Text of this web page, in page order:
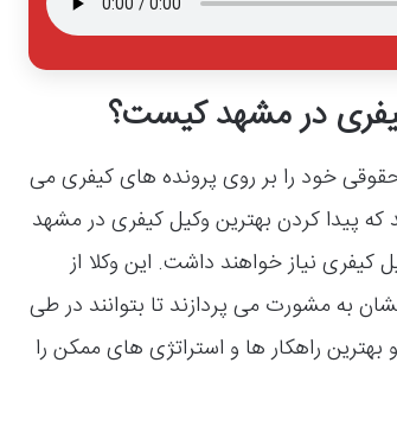
در مشهد کیست؟
خود را بر روی پرونده‌ های کیفری می‌
که پیدا کردن بهترین وکیل کیفری در مشهد
کیفری نیاز خواهند داشت. این وکلا از
به مشورت می‌ پردازند تا بتوانند در طی
راهکار ها و استراتژی‌ های ممکن را